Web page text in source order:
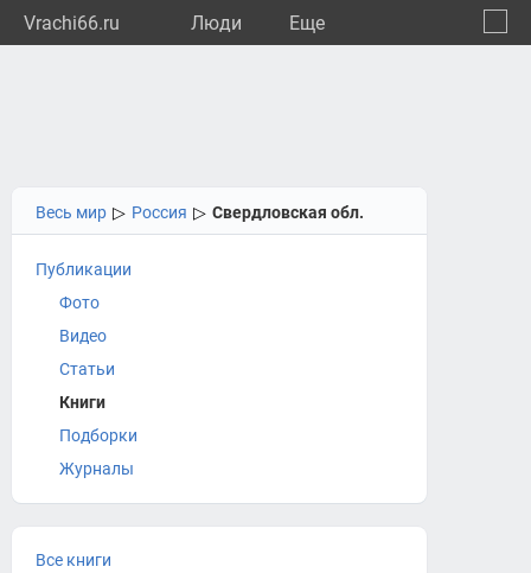
Vrachi66.ru Люди Eще
Весь мир ▷ Россия ▷ Свердловская обл.
Публикации
Фото
Видео
Статьи
Книги
Подборки
Журналы
Все книги